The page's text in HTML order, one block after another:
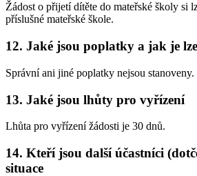
Žádost o přijetí dítěte do mateřské školy si
příslušné mateřské škole.
12. Jaké jsou poplatky a jak je
Správní ani jiné poplatky nejsou stanoveny.
13. Jaké jsou lhůty pro vyřízení
Lhůta pro vyřízení žádosti je 30 dnů.
14. Kteří jsou další účastníci
situace